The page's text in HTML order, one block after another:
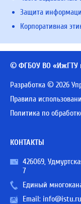
Защита
Корпоративная
© ФГБОУ ВО «ИжГТУ
Разработка © 2026
Правила
Политика по
КОНТАКТЫ
426069,
7
Единый
Email: info@istu.ru